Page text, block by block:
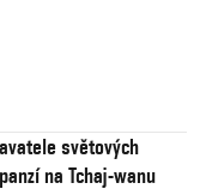
světových
na Tchaj-wanu